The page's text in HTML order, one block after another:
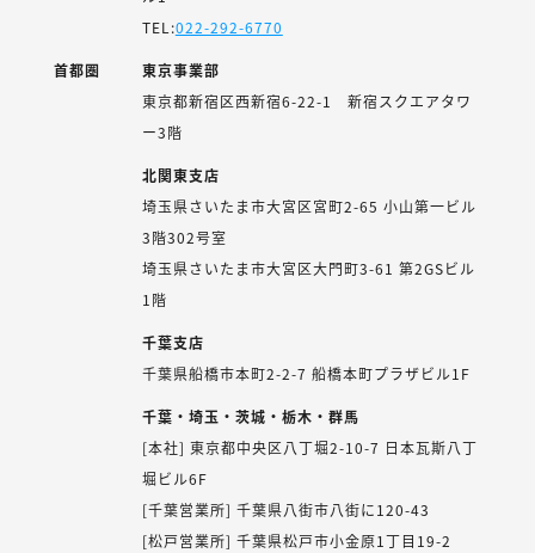
TEL:022-292-6770
首都圏
東京事業部
東京都新宿区西新宿6-22-1 新宿スクエアタワ
ー3階
北関東支店
埼玉県さいたま市大宮区宮町2-65 小山第一ビル
3階302号室
埼玉県さいたま市大宮区大門町3-61 第2GSビル
1階
千葉支店
千葉県船橋市本町2-2-7 船橋本町プラザビル1F
千葉・埼玉・茨城・栃木・群馬
[本社] 東京都中央区八丁堀2-10-7 日本瓦斯八丁
堀ビル6F
[千葉営業所] 千葉県八街市八街に120-43
[松戸営業所] 千葉県松戸市小金原1丁目19-2